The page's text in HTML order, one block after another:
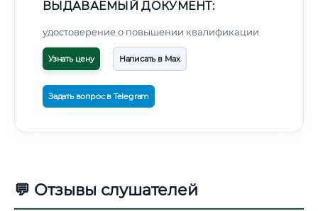
ВЫДАВАЕМЫЙ ДОКУМЕНТ:
удостоверение о повышении квалификации
Узнать цену Написать в Max
Задать вопрос в Telegram
💬 Отзывы слушателей